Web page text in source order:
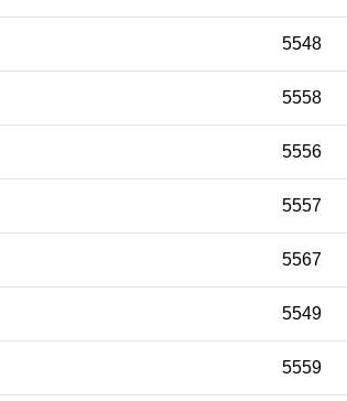
5548
5558
5556
5557
5567
5549
5559